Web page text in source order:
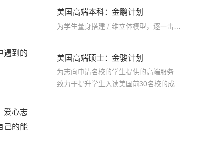
遇到的
爱心志
己的能
美国高端本科：金鹏计划
美国高端硕士：金骏计划